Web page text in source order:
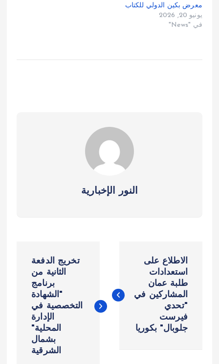
معرض بكين الدولي للكتاب
يونيو 20, 2026
في "News"
النور الإخبارية
ص
الاطلاع على
استعدادات
طلبة عمان
المشاركين في
"تحدي
فيرست
جلوبال" بكوريا
تخريج الدفعة
الثانية من
برنامج
"الشهادة
التخصصية في
الإدارة
المحلية"
بشمال
الشرقية